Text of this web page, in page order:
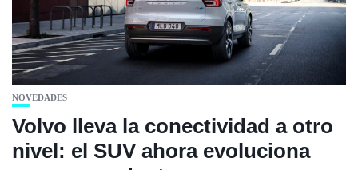
NOVEDADES
Volvo lleva la conectividad a otro
nivel: el SUV ahora evoluciona